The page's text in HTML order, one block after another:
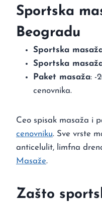
Sportska
Beogradu
Sportska
Sportska
Paket masaža: -
cenovnika.
Ceo spisak masaža i
cenovniku. Sve vrste
anticelulit, limfna
Masaže.
Zašto